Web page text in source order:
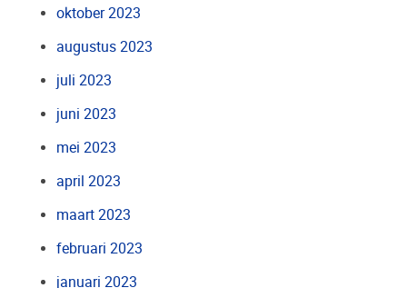
oktober 2023
augustus 2023
juli 2023
juni 2023
mei 2023
april 2023
maart 2023
februari 2023
januari 2023